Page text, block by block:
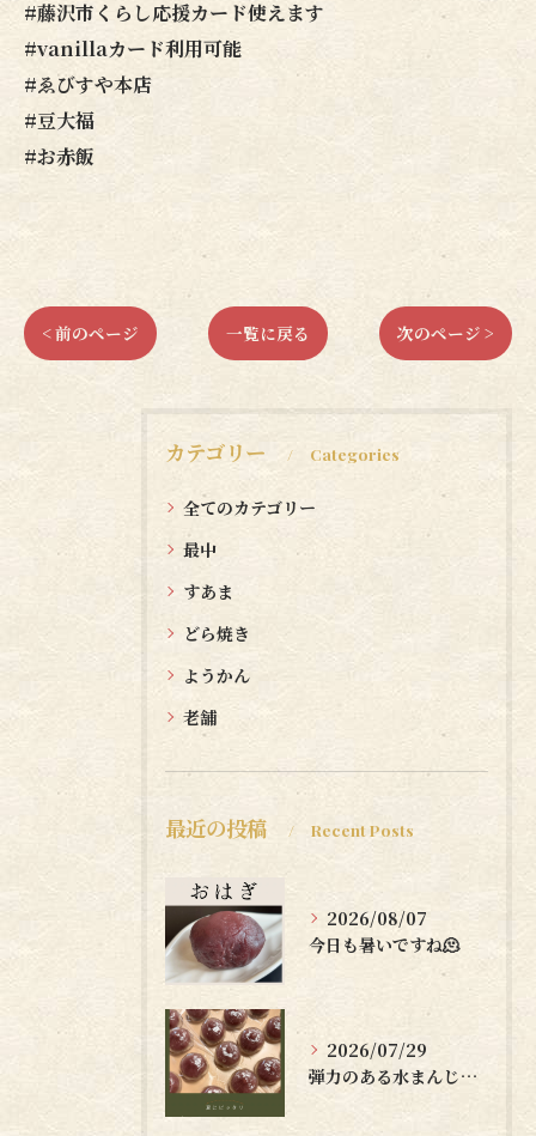
#藤沢市くらし応援カード使えます
#vanillaカード利用可能
#ゑびすや本店
#豆大福
#お赤飯
< 前のページ 一覧に戻る 次のページ >
カテゴリー Categories
全てのカテゴリー
最中
すあま
どら焼き
ようかん
老舗
最近の投稿 Recent Posts
2026/08/07
今日も暑いですね🫠
2026/07/29
弾力のある水まんじゅうはいかがですか？🤗